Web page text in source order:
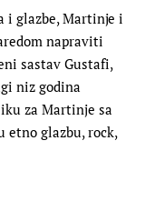
i glazbe, Martinje i
napraviti
sastav Gustafi,
niz godina
za Martinje sa
glazbu, rock,